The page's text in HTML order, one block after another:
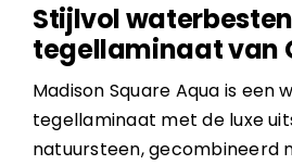
Stijlvol
tegellaminaat van
Madison Square Aqua is een
tegellaminaat met de luxe
natuursteen, gecombineerd